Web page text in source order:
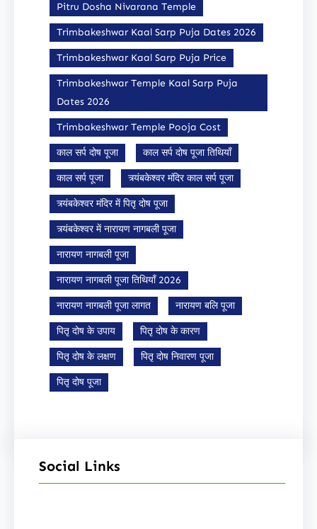
Pitru Dosha Nivarana Temple
Trimbakeshwar Kaal Sarp Puja Dates 2026
Trimbakeshwar Kaal Sarp Puja Price
Trimbakeshwar Temple Kaal Sarp Puja
Dates 2026
Trimbakeshwar Temple Pooja Cost
काल सर्प दोष पूजा काल सर्प दोष पूजा तिथियाँ
काल सर्प पूजा त्र्यंबकेश्वर मंदिर काल सर्प पूजा
त्र्यंबकेश्वर मंदिर में पितृ दोष पूजा
त्र्यंबकेश्वर में नारायण नागबली पूजा
नारायण नागबली पूजा
नारायण नागबली पूजा तिथियाँ 2026
नारायण नागबली पूजा लागत नारायण बलि पूजा
पितृ दोष के उपाय पितृ दोष के कारण
पितृ दोष के लक्षण पितृ दोष निवारण पूजा
पितृ दोष पूजा
Social Links